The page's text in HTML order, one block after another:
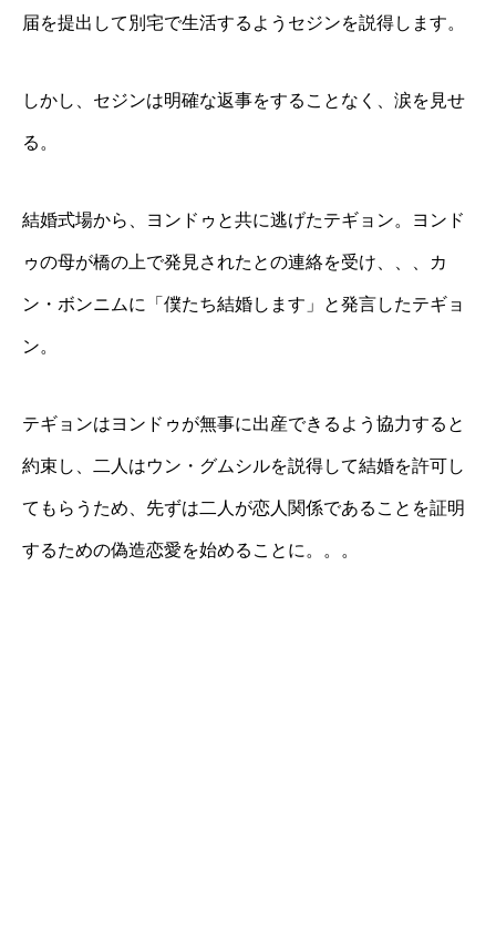
届を提出して別宅で生活するようセジンを説得します。
しかし、セジンは明確な返事をすることなく、涙を見せ
る。
結婚式場から、ヨンドゥと共に逃げたテギョン。ヨンド
ゥの母が橋の上で発見されたとの連絡を受け、、、カ
ン・ボンニムに「僕たち結婚します」と発言したテギョ
ン。
テギョンはヨンドゥが無事に出産できるよう協力すると
約束し、二人はウン・グムシルを説得して結婚を許可し
てもらうため、先ずは二人が恋人関係であることを証明
するための偽造恋愛を始めることに。。。